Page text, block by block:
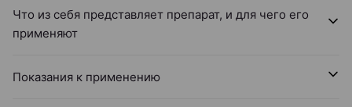
Что из себя представляет препарат, и для чего его
применяют
Показания к применению